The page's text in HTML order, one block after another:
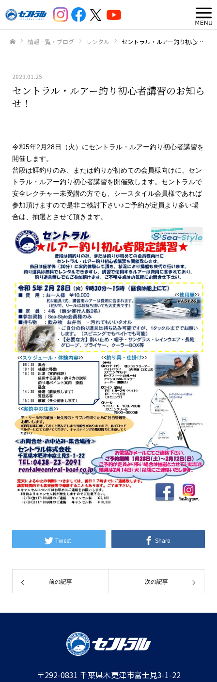
情報一覧・ブログ レンタル セントラル・ルアー釣り初心者講習のお知らせ！
2023.01.25
セントラル・ルアー釣り初心者講習のお知ら
せ！
令和5年2月28日（火）にセントラル・ルアー釣り初心者講習を
開催します。
普段は餌釣りのみ、または釣りが初めての会員様向けに、セン
トラル・ルアー釣り初心者講習を開催致します。セントラルで
安全レクチャー未受講の方でも、シースタイル会員様であれば
参加頂けますので是非ご検討下さい♪ご予約が定員より多い場
合は、抽選とさせて頂きます。
Tweet Share
前の記事 次の記事
〒292-0831 千葉県木更津市富士見3-1-22